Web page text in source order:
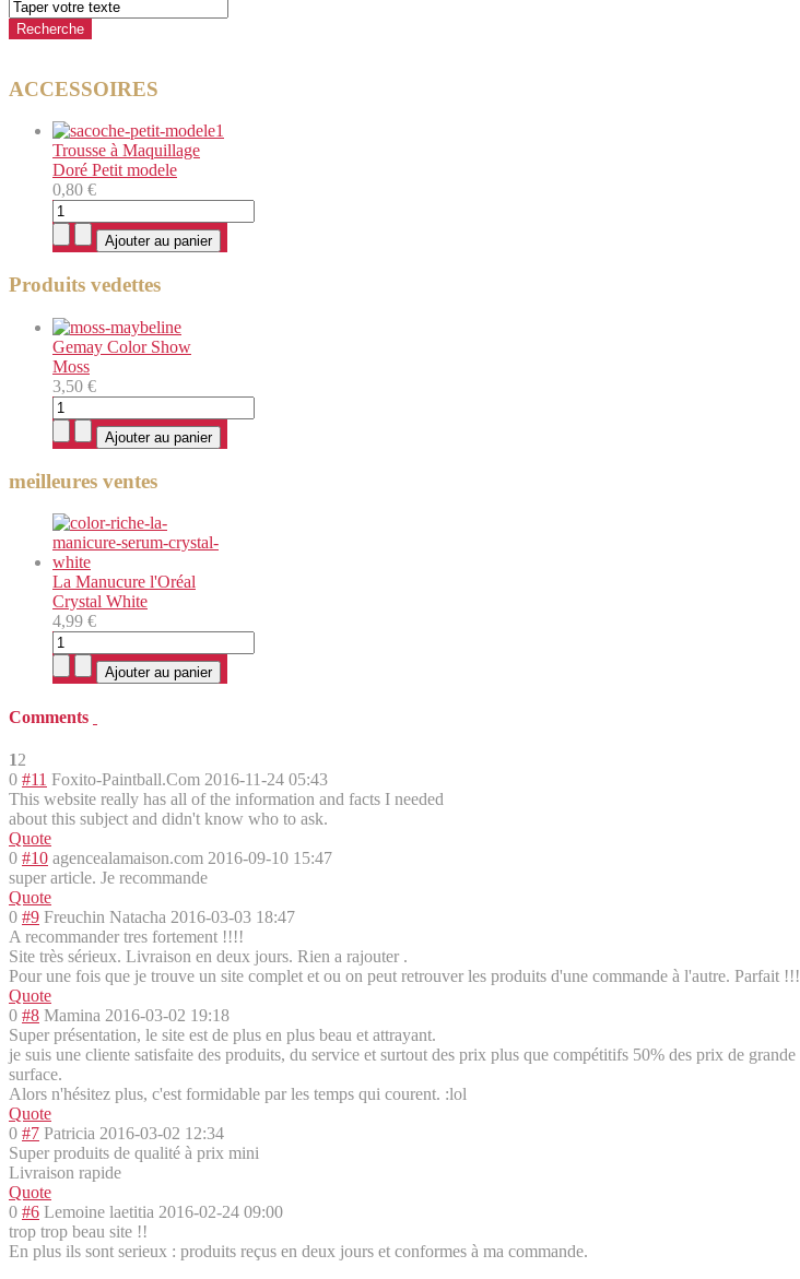
ACCESSOIRES
Trousse à Maquillage
Doré Petit modele
0,80 €
Produits vedettes
Gemay Color Show
Moss
3,50 €
meilleures ventes
La Manucure l'Oréal
Crystal White
4,99 €
Comments
12
0 #11 Foxito-Paintball.Com 2016-11-24 05:43
This website really has all of the information and facts I needed
about this subject and didn't know who to ask.
Quote
0 #10 agencealamaison.com 2016-09-10 15:47
super article. Je recommande
Quote
0 #9 Freuchin Natacha 2016-03-03 18:47
A recommander tres fortement !!!!
Site très sérieux. Livraison en deux jours. Rien a rajouter .
Pour une fois que je trouve un site complet et ou on peut retrouver les produits d'une commande à l'autre. Parfait !!!
Quote
0 #8 Mamina 2016-03-02 19:18
Super présentation, le site est de plus en plus beau et attrayant.
je suis une cliente satisfaite des produits, du service et surtout des prix plus que compétitifs 50% des prix de grande
surface.
Alors n'hésitez plus, c'est formidable par les temps qui courent. :lol
Quote
0 #7 Patricia 2016-03-02 12:34
Super produits de qualité à prix mini
Livraison rapide
Quote
0 #6 Lemoine laetitia 2016-02-24 09:00
trop trop beau site !!
En plus ils sont serieux : produits reçus en deux jours et conformes à ma commande.